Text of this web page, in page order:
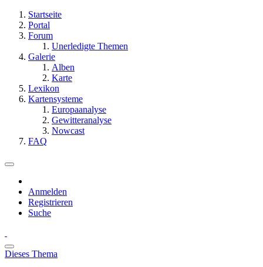
Startseite
Portal
Forum
Unerledigte Themen
Galerie
Alben
Karte
Lexikon
Kartensysteme
Europaanalyse
Gewitteranalyse
Nowcast
FAQ
Anmelden
Registrieren
Suche
Dieses Thema